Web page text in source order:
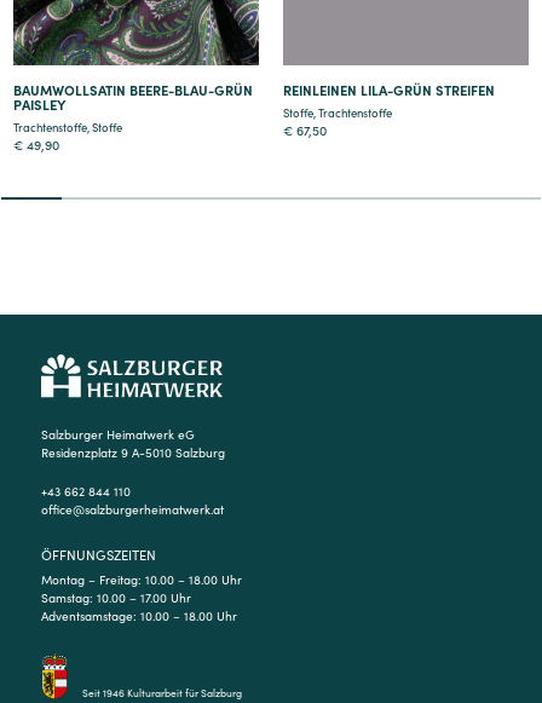
BAUMWOLLSATIN BEERE-BLAU-GRÜN
PAISLEY
Trachtenstoffe,Stoffe
€ 49,90
REINLEINEN LILA-GRÜN STREIFEN
Stoffe,Trachtenstoffe
€ 67,50
Salzburger Heimatwerk eG
Residenzplatz 9 A-5010 Salzburg
+43 662 844 110
office@salzburgerheimatwerk.at
ÖFFNUNGSZEITEN
Montag – Freitag: 10.00 – 18.00 Uhr
Samstag: 10.00 – 17.00 Uhr
Adventsamstage: 10.00 – 18.00 Uhr
Seit 1946 Kulturarbeit für Salzburg